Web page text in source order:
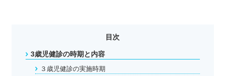
目次
3歳児健診の時期と内容
３歳児健診の実施時期